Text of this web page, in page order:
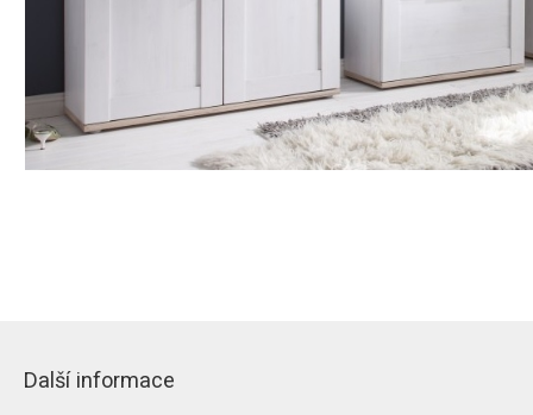
Další informace